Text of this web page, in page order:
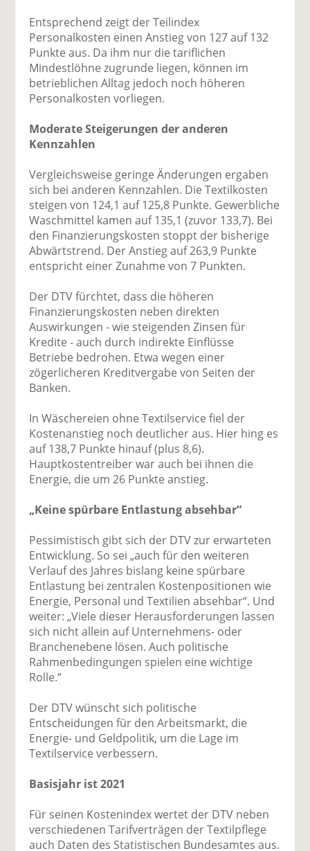
Entsprechend zeigt der Teilindex
Personalkosten einen Anstieg von 127 auf 132
Punkte aus. Da ihm nur die tariflichen
Mindestlöhne zugrunde liegen, können im
betrieblichen Alltag jedoch noch höheren
Personalkosten vorliegen.
Moderate Steigerungen der anderen
Kennzahlen
Vergleichsweise geringe Änderungen ergaben
sich bei anderen Kennzahlen. Die Textilkosten
steigen von 124,1 auf 125,8 Punkte. Gewerbliche
Waschmittel kamen auf 135,1 (zuvor 133,7). Bei
den Finanzierungskosten stoppt der bisherige
Abwärtstrend. Der Anstieg auf 263,9 Punkte
entspricht einer Zunahme von 7 Punkten.
Der DTV fürchtet, dass die höheren
Finanzierungskosten neben direkten
Auswirkungen - wie steigenden Zinsen für
Kredite - auch durch indirekte Einflüsse
Betriebe bedrohen. Etwa wegen einer
zögerlicheren Kreditvergabe von Seiten der
Banken.
In Wäschereien ohne Textilservice fiel der
Kostenanstieg noch deutlicher aus. Hier hing es
auf 138,7 Punkte hinauf (plus 8,6).
Hauptkostentreiber war auch bei ihnen die
Energie, die um 26 Punkte anstieg.
„Keine spürbare Entlastung absehbar“
Pessimistisch gibt sich der DTV zur erwarteten
Entwicklung. So sei „auch für den weiteren
Verlauf des Jahres bislang keine spürbare
Entlastung bei zentralen Kostenpositionen wie
Energie, Personal und Textilien absehbar“. Und
weiter: „Viele dieser Herausforderungen lassen
sich nicht allein auf Unternehmens- oder
Branchenebene lösen. Auch politische
Rahmenbedingungen spielen eine wichtige
Rolle.“
Der DTV wünscht sich politische
Entscheidungen für den Arbeitsmarkt, die
Energie- und Geldpolitik, um die Lage im
Textilservice verbessern.
Basisjahr ist 2021
Für seinen Kostenindex wertet der DTV neben
verschiedenen Tarifverträgen der Textilpflege
auch Daten des Statistischen Bundesamtes aus.